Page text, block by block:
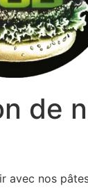
de
avec nos